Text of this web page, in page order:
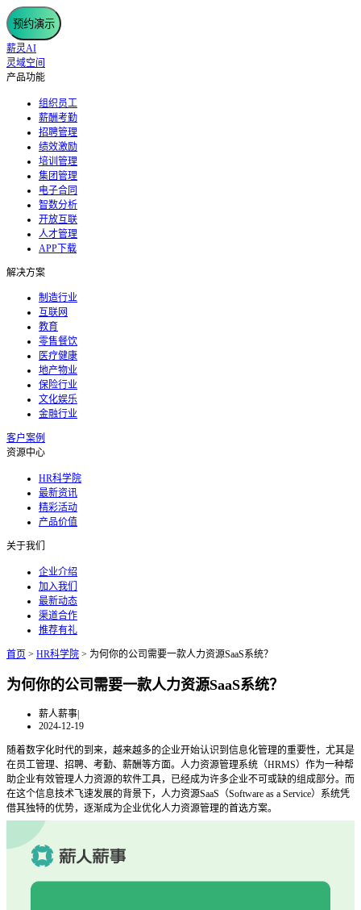
预约演示
薪灵AI
灵域空间
产品功能
组织员工
薪酬考勤
招聘管理
绩效激励
培训管理
集团管理
电子合同
智数分析
开放互联
人才管理
APP下载
解决方案
制造行业
互联网
教育
零售餐饮
医疗健康
地产物业
保险行业
文化娱乐
金融行业
客户案例
资源中心
HR科学院
最新资讯
精彩活动
产品价值
关于我们
企业介绍
加入我们
最新动态
渠道合作
推荐有礼
首页 > HR科学院 > 为何你的公司需要一款人力资源SaaS系统？
为何你的公司需要一款人力资源SaaS系统？
薪人薪事|
2024-12-19
随着数字化时代的到来，越来越多的企业开始认识到信息化管理的重要性，尤其是
在员工管理、招聘、考勤、薪酬等方面。人力资源管理系统（HRMS）作为一种帮
助企业有效管理人力资源的软件工具，已经成为许多企业不可或缺的组成部分。而
在这个信息技术飞速发展的背景下，人力资源SaaS（Software as a Service）系统凭
借其独特的优势，逐渐成为企业优化人力资源管理的首选方案。